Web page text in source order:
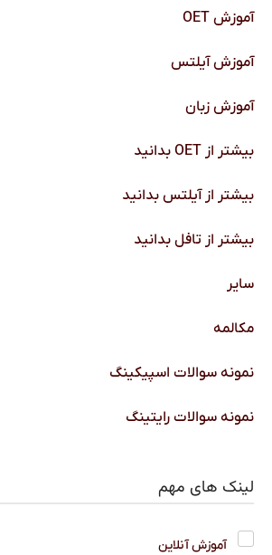
آموزش OET
آموزش آیلتس
آموزش زبان
بیشتر از OET بدانید
بیشتر از آیلتس بدانید
بیشتر از تافل بدانید
سایر
مکالمه
نمونه سوالات اسپیکینگ
نمونه سوالات رایتینگ
لینک های مهم
آموزش آنلاین